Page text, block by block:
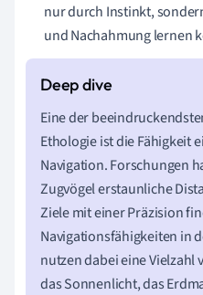
nur durch Instinkt,
und Nachahmung lernen
Eine der
Ethologie ist die Fähigkeit
Navigation. Forschungen
Zugvögel erstaunliche
Ziele mit einer Präzision
Navigationsfähigkeiten in
nutzen dabei eine
das Sonnenlicht, das